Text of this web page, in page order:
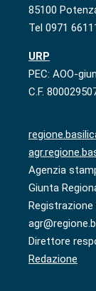
85100
Tel 0971
URP
PEC: AOO-
C.F.
Agenzia
Giunta
Registrazione
Direttore
Redazione